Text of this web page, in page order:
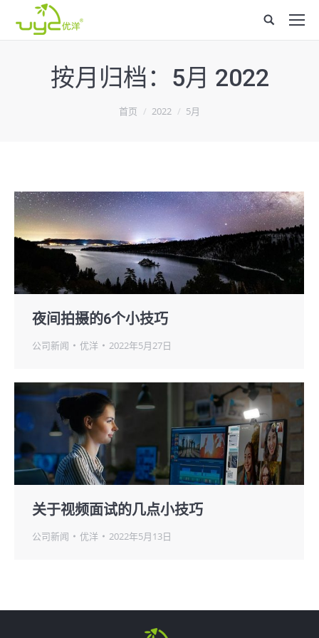
Site
search:
按月归档： 5月 2022
首页 2022 5月
夜间拍摄的6个小技巧
公司新闻 优洋 2022年5月27日
关于视频面试的几点小技巧
公司新闻 优洋 2022年5月13日